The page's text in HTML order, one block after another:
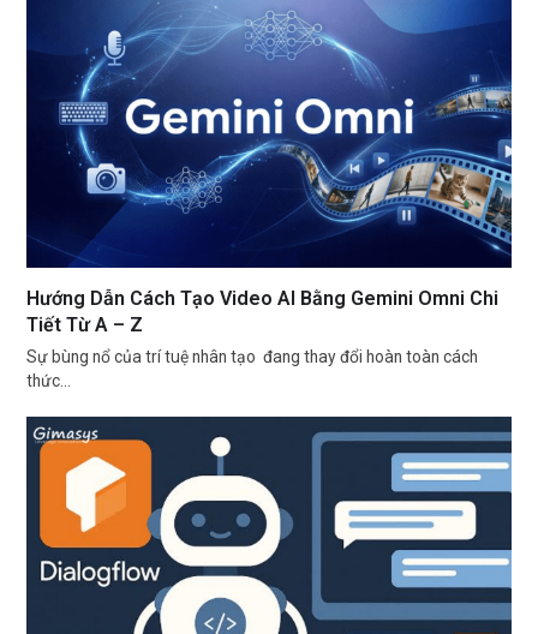
Hướng Dẫn Cách Tạo Video AI Bằng Gemini Omni Chi
Tiết Từ A – Z
Sự bùng nổ của trí tuệ nhân tạo đang thay đổi hoàn toàn cách
thức…